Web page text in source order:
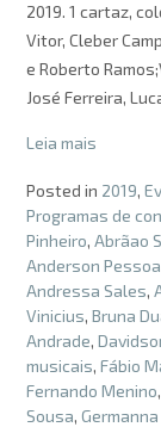
2019. 1 cartaz,
Vitor, Cleber
e Roberto
José Ferreira,
Leia mais
Posted in 2019,
Programas de
Pinheiro, Abrãao
Anderson Pessoa
Andressa Sales,
Vinicius, Bruna
Andrade,
musicais, Fábio
Fernando Menino,
Sousa,